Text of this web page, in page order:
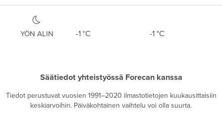
YÖN ALIN -1 °C -1 °C
Säätiedot yhteistyössä Forecan kanssa
Tiedot perustuvat vuosien 1991–2020 ilmastotietojen kuukausittaisiin
keskiarvoihin. Päiväkohtainen vaihtelu voi olla suurta.